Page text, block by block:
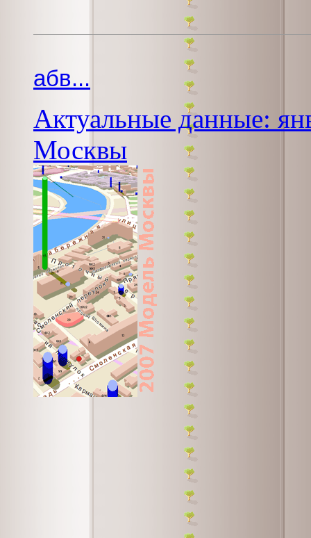
абв...
Актуальные данные:
Москвы